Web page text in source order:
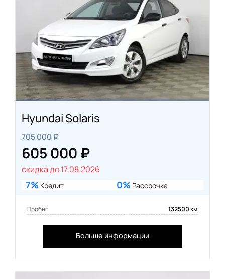
Hyundai Solaris
705 000 ₽
605 000 ₽
скидка до 17.08.2026
7% Кредит 0% Рассрочка
Пробег 132500 км
Больше информации